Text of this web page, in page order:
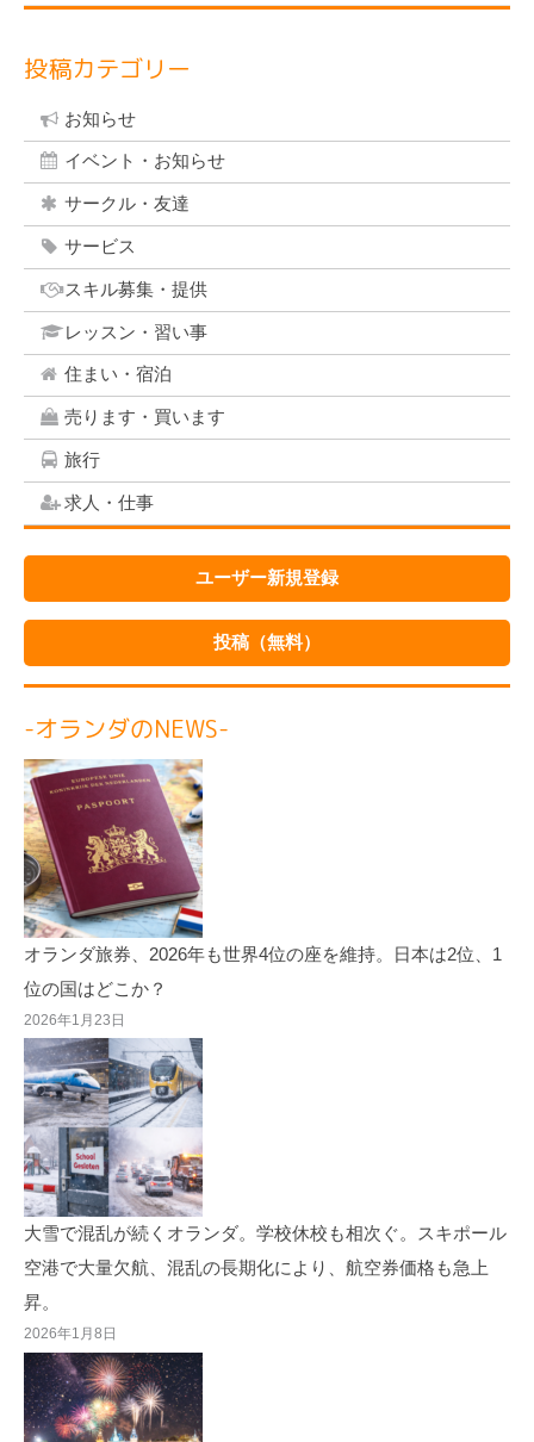
投稿カテゴリー
お知らせ
イベント・お知らせ
サークル・友達
サービス
スキル募集・提供
レッスン・習い事
住まい・宿泊
売ります・買います
旅行
求人・仕事
ユーザー新規登録
投稿（無料）
-オランダのNEWS-
オランダ旅券、2026年も世界4位の座を維持。日本は2位、1
位の国はどこか？
2026年1月23日
大雪で混乱が続くオランダ。学校休校も相次ぐ。スキポール
空港で大量欠航、混乱の長期化により、航空券価格も急上
昇。
2026年1月8日